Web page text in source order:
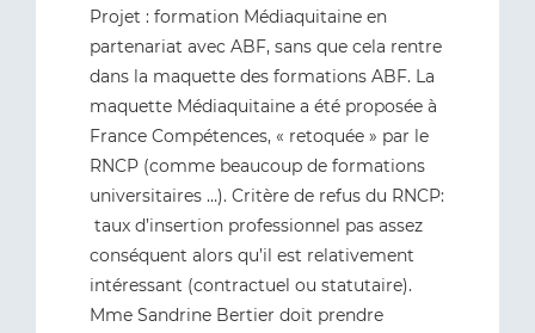
Projet : formation Médiaquitaine en
partenariat avec ABF, sans que cela rentre
dans la maquette des formations ABF. La
maquette Médiaquitaine a été proposée à
France Compétences, « retoquée » par le
RNCP (comme beaucoup de formations
universitaires …). Critère de refus du RNCP:
taux d’insertion professionnel pas assez
conséquent alors qu’il est relativement
intéressant (contractuel ou statutaire).
Mme Sandrine Bertier doit prendre